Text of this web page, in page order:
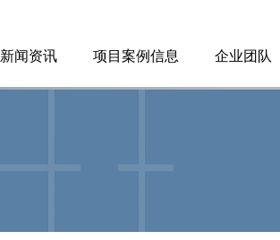
新闻资讯 项目案例信息 企业团队